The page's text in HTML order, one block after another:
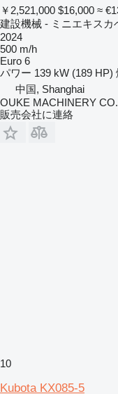
￥2,521,000 $16,000 ≈
建設機械 - ミニエキスカ
2024
500 m/h
Euro 6
パワー 139 kW (189 HP)
中国, Shanghai
OUKE MACHINERY
販売会社に連絡
10
Kubota KX085-5